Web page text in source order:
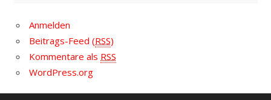
Anmelden
Beitrags-Feed (RSS)
Kommentare als RSS
WordPress.org